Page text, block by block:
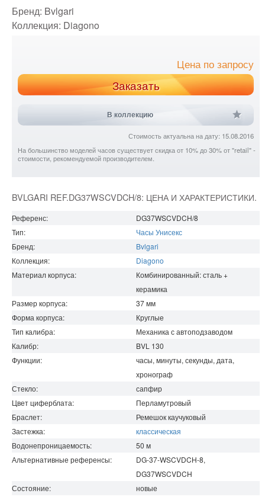
Бренд: Bvlgari
Коллекция: Diagono
Цена по запросу
Заказать
В коллекцию
Стоимость актуальна на дату: 15.08.2016
На большинство моделей часов существует скидка от 10% до 30% от "retail" -
стоимости, рекомендуемой производителем.
BVLGARI REF.DG37WSCVDCH/8: ЦЕНА И ХАРАКТЕРИСТИКИ.
Референс:
DG37WSCVDCH/8
Тип:
Часы Унисекс
Бренд:
Bvlgari
Коллекция:
Diagono
Материал корпуса:
Комбинированный: сталь +
керамика
Размер корпуса:
37мм
Форма корпуса:
Круглые
Тип калибра:
Механика с автоподзаводом
Калибр:
BVL 130
Функции:
часы, минуты, секунды, дата,
хронограф
Стекло:
сапфир
Цвет циферблата:
Перламутровый
Браслет:
Ремешок каучуковый
Застежка:
классическая
Водонепроницаемость: 50 м
Альтернативные референсы:
DG-37-WSCVDCH-8,
DG37WSCVDCH
Состояние:
новые